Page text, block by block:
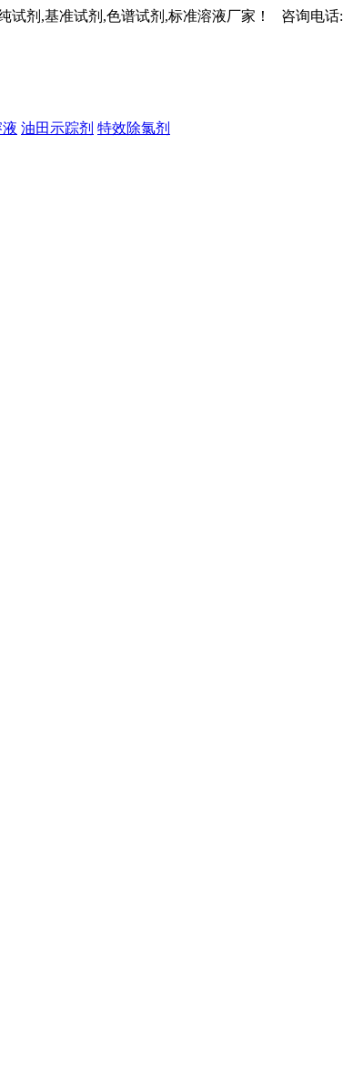
试剂,基准试剂,色谱试剂,标准溶液厂家！ 咨询电话:
油田示踪剂 特效除氯剂